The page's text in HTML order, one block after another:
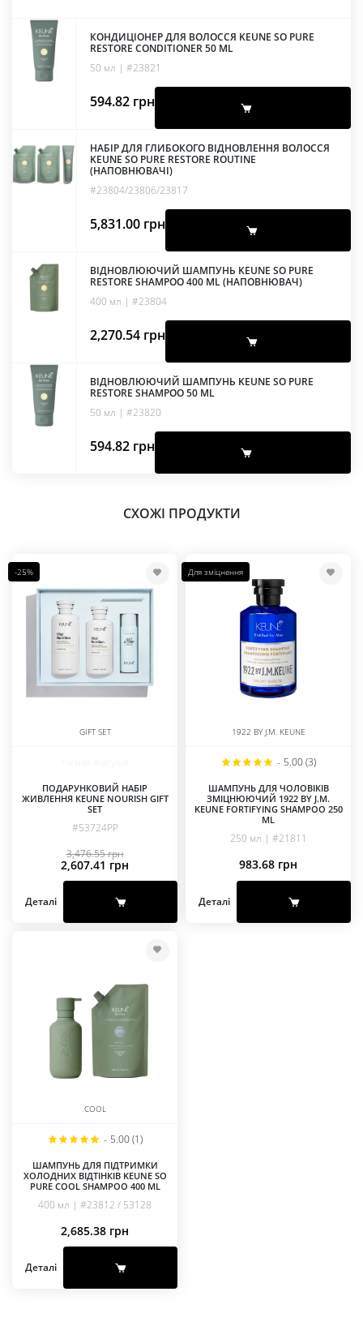
КОНДИЦІОНЕР ДЛЯ ВОЛОССЯ KEUNE SO PURE
RESTORE CONDITIONER 50 ML
50 мл | #23821
594.82 грн
НАБІР ДЛЯ ГЛИБОКОГО ВІДНОВЛЕННЯ ВОЛОССЯ
KEUNE SO PURE RESTORE ROUTINE
(НАПОВНЮВАЧІ)
#23804/23806/23817
5,831.00 грн
ВІДНОВЛЮЮЧИЙ ШАМПУНЬ KEUNE SO PURE
RESTORE SHAMPOO 400 ML (НАПОВНЮВАЧ)
400 мл | #23804
2,270.54 грн
ВІДНОВЛЮЮЧИЙ ШАМПУНЬ KEUNE SO PURE
RESTORE SHAMPOO 50 ML
50 мл | #23820
594.82 грн
СХОЖІ ПРОДУКТИ
-25%
GIFT SET
ПОДАРУНКОВИЙ НАБІР
ЖИВЛЕННЯ KEUNE NOURISH GIFT
SET
#53724PP
3,476.55грн
Оригінальна
ціна:
3,476.55 грн.
2,607.41 грн
2,607.41 грн.
Деталі
Для зміцнення
1922 BY J.M. KEUNE
- 5.00 (3)
ШАМПУНЬ ДЛЯ ЧОЛОВІКІВ
ЗМІЦНЮЮЧИЙ 1922 BY J.M.
KEUNE FORTIFYING SHAMPOO 250
ML
250 мл | #21811
983.68 грн
Деталі
COOL
- 5.00 (1)
ШАМПУНЬ ДЛЯ ПІДТРИМКИ
ХОЛОДНИХ ВІДТІНКІВ KEUNE SO
PURE COOL SHAMPOO 400 ML
400 мл | #23812 / 53128
2,685.38 грн
Деталі